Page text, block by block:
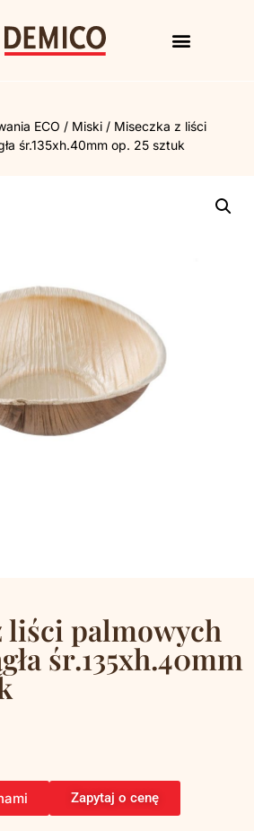
ECO / Miski / Miseczka z liści
śr.135xh.40mm op. 25 sztuk
liści palmowych
śr.135xh.40mm
Zapytaj o cenę